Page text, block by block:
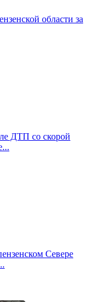
области за
ДТП со скорой
Севере